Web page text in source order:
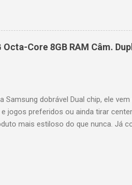
: desempenho otimizado para
144Hz (até 240Hz com DLG) : ideal
TV integrado : interface intuitiva,
Netflix, Disney+, Prime Video,
Core 8GB RAM Câm.
Samsung dobrável Dual chip, ele
jogos preferidos ou ainda tirar
mais estiloso do que nunca. Já
A câmera selfie possui 10MP